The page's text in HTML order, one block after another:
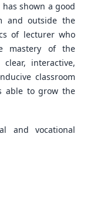
shown a good
and outside the
of lecturer who
mastery of the
interactive,
classroom
able to grow the
and vocational